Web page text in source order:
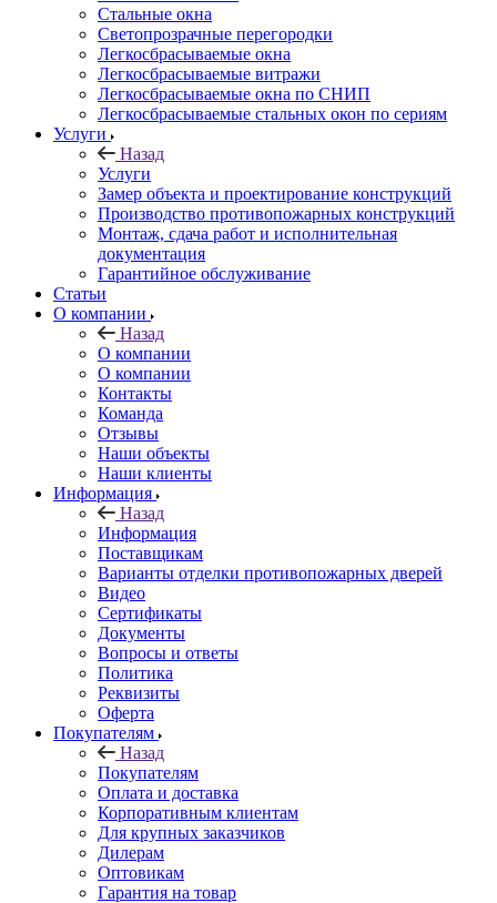
Стальные окна
Светопрозрачные перегородки
Легкосбрасываемые окна
Легкосбрасываемые витражи
Легкосбрасываемые окна по СНИП
Легкосбрасываемые стальных окон по сериям
Услуги
Назад
Услуги
Замер объекта и проектирование конструкций
Производство противопожарных конструкций
Монтаж, сдача работ и исполнительная
документация
Гарантийное обслуживание
Статьи
О компании
Назад
О компании
О компании
Контакты
Команда
Отзывы
Наши объекты
Наши клиенты
Информация
Назад
Информация
Поставщикам
Варианты отделки противопожарных дверей
Видео
Сертификаты
Документы
Вопросы и ответы
Политика
Реквизиты
Оферта
Покупателям
Назад
Покупателям
Оплата и доставка
Корпоративным клиентам
Для крупных заказчиков
Дилерам
Оптовикам
Гарантия на товар